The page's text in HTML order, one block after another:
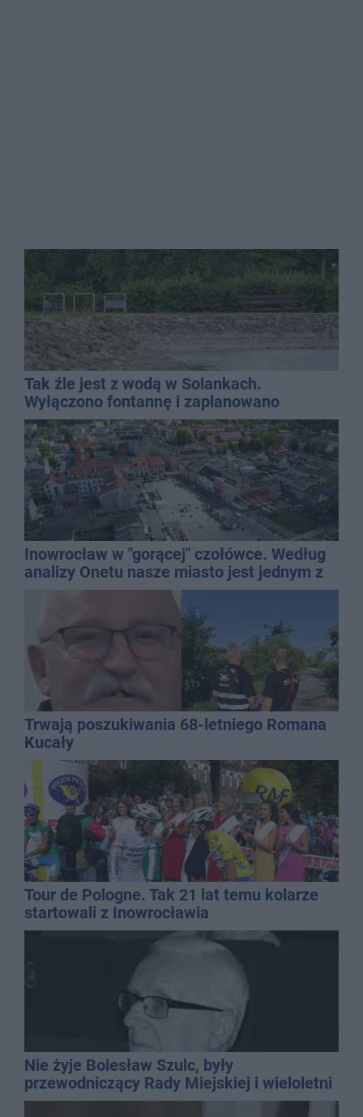
Tak źle jest z wodą w Solankach.
Wyłączono fontannę i zaplanowano
dolewkę
Inowrocław w "gorącej" czołówce. Według
analizy Onetu nasze miasto jest jednym z
najbardziej narażonych na upały
Trwają poszukiwania 68-letniego Romana
Kucały
Tour de Pologne. Tak 21 lat temu kolarze
startowali z Inowrocławia
Nie żyje Bolesław Szulc, były
przewodniczący Rady Miejskiej i wieloletni
dyrektor SP 14